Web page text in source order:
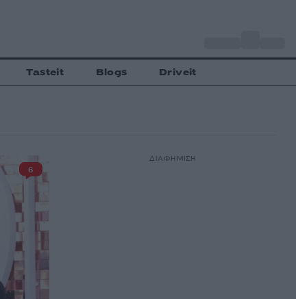
Tasteit Blogs Driveit
6
ΔΙΑΦΗΜΙΣΗ